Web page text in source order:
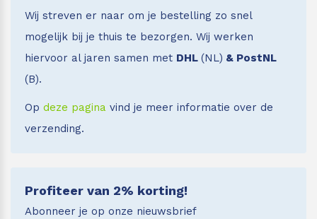
Wij streven er naar om je bestelling zo snel
mogelijk bij je thuis te bezorgen. Wij werken
hiervoor al jaren samen met DHL (NL) & PostNL
(B).
Op deze pagina vind je meer informatie over de
verzending.
Profiteer van 2% korting!
Abonneer je op onze nieuwsbrief